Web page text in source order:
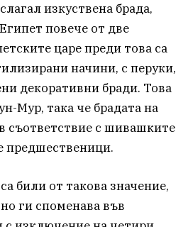
изкуствена брада,
повече от две
царе преди това са
начини, с перуки,
декоративни бради. Това
Мур, така че брадата на
съответствие с шивашките
предшественици.
били от такова значение,
ги споменава във